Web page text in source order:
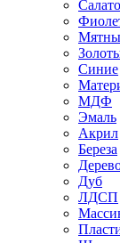
Синие
МДФ
Эмаль
Акрил
Береза
Дуб
ЛДСП